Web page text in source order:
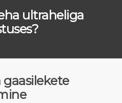
ultraheliga
gaasilekete